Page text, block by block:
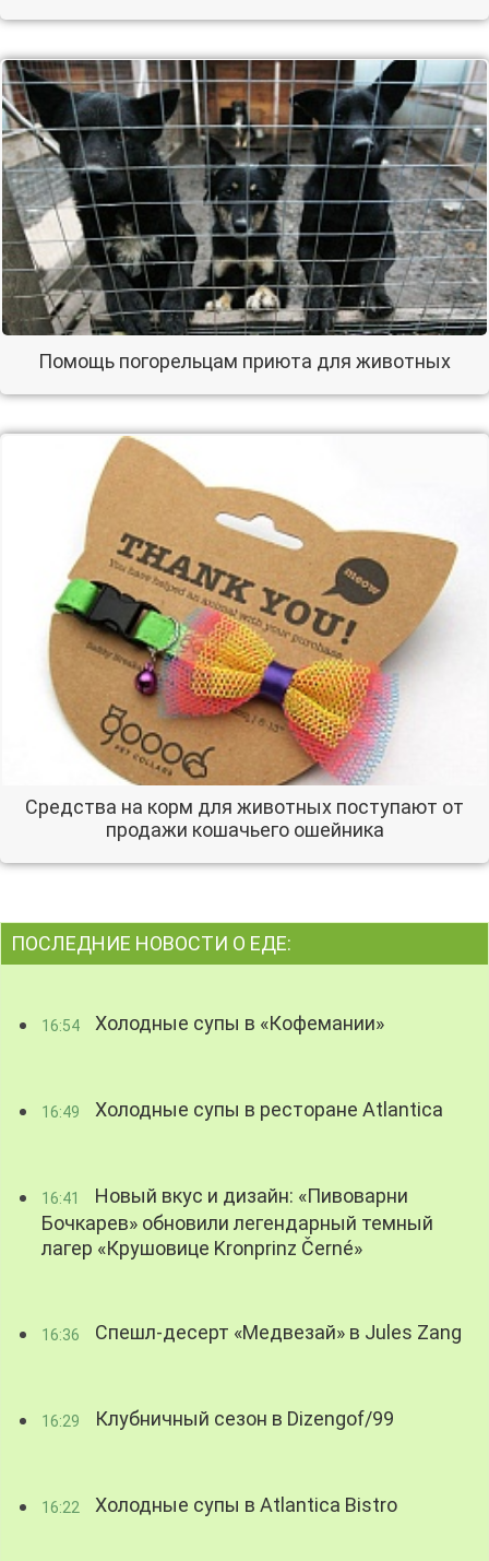
Помощь погорельцам приюта для животных
Средства на корм для животных поступают от
продажи кошачьего ошейника
ПОСЛЕДНИЕ НОВОСТИ О ЕДЕ:
16:54 Холодные супы в «Кофемании»
16:49 Холодные супы в ресторане Atlantica
16:41
Новый вкус и дизайн: «Пивоварни
Бочкарев» обновили легендарный темный
лагер «Крушовице Kronprinz Černé»
16:36 Спешл-десерт «Медвезай» в Jules Zang
16:29 Клубничный сезон в Dizengof/99
16:22 Холодные супы в Atlantica Bistro